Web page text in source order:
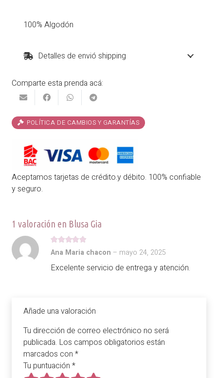
100% Algodón
Detalles de envió shipping
Comparte esta prenda acá:
POLÍTICA DE CAMBIOS Y GARANTÍAS
Aceptamos tarjetas de crédito.y débito. 100% confiable
y seguro.
1 valoración en Blusa Gia
Valorado con
Ana Maria chacon – mayo 24, 2025
Excelente servicio de entrega y atención.
Añade una valoración
Tu dirección de correo electrónico no será
publicada. Los campos obligatorios están
marcados con *
Tu puntuación *